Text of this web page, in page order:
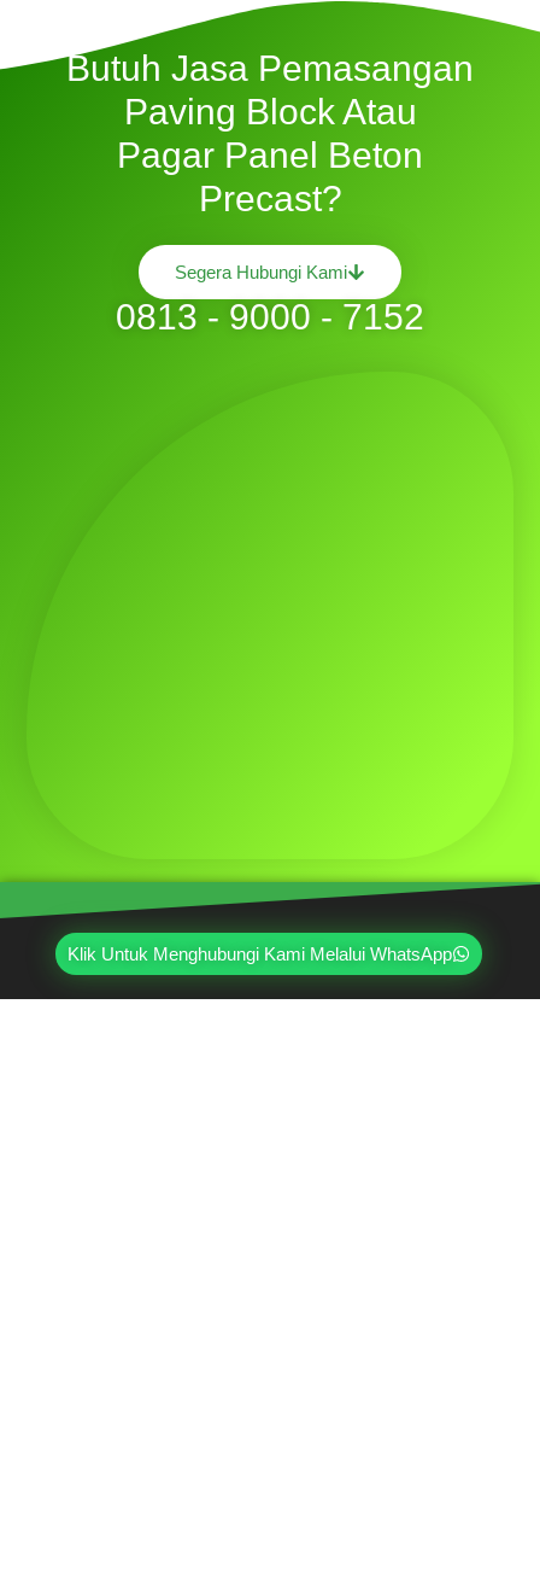
Klik Untuk Menghubungi Kami Melalui WhatsApp
Butuh Jasa Pemasangan
Paving Block Atau
Pagar Panel Beton
Precast?
Segera Hubungi Kami
0813 - 9000 - 7152